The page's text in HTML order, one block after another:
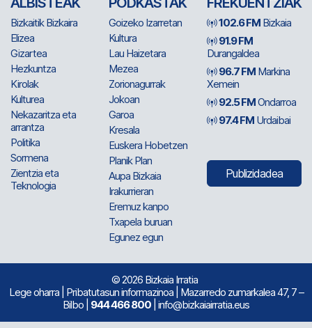
Bizkaitik Bizkaira
Elizea
Gizartea
Hezkuntza
Kirolak
Kulturea
Nekazaritza eta
arrantza
Politika
Sormena
Zientzia eta
Teknologia
Goizeko Izarretan
Kultura
Lau Haizetara
Mezea
Zorionagurrak
Jokoan
Garoa
Kresala
Euskera Hobetzen
Planik Plan
Aupa Bizkaia
Irakurrieran
Eremuz kanpo
Txapela buruan
Egunez egun
102.6 FM Bizkaia
91.9 FM
Durangaldea
96.7 FM Markina
Xemein
92.5 FMOndarroa
97.4 FM Urdaibai
Publizidadea
© 2026 Bizkaia Irratia
Lege oharra| Pribatutasun informazinoa| Mazarredo zumarkalea 47, 7 –
Bilbo | 944 466 800 | info@bizkaiairratia.eus